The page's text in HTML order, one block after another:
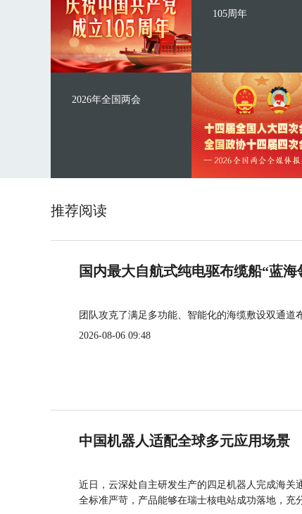
105周年
2026年全国两会
推荐阅读
国内最大自航式纯电驱布缆船“蓝海
团队攻克了满足多功能、智能化的海缆敷设双通道
2026-08-06 09:48
中国机器人适配全球多元应用场景
近日，云深处自主研发生产的四足机器人完成海关
全标准严苛，产品能够在瑞士核电站成功落地，充